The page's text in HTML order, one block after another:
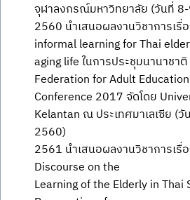
จุฬาลงกรณ์มหาวิทยาลัย (วันที่
2560 นำเสนอผลงานวิชาการเรื่
informal learning for Thai
aging life ในการประชุมนานาชา
Federation for Adult Education
Conference 2017 จัดโดย
Kelantan ณ ประเทศมาเลเซีย (
2560)
2561 นำเสนอผลงานวิชาการเรื่
Discourse on the
Learning of the Elderly in Thai